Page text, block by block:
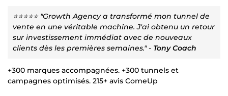
⭐⭐⭐⭐⭐ "Growth Agency a transformé mon tunnel de
vente en une véritable machine. J'ai obtenu un retour
sur investissement immédiat avec de nouveaux
clients dès les premières semaines." - Tony Coach
+300 marques accompagnées. +300 tunnels et
campagnes optimisés. 215+ avis ComeUp